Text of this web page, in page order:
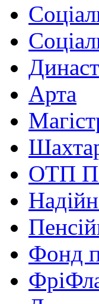
Арта
ОТП
Фонд